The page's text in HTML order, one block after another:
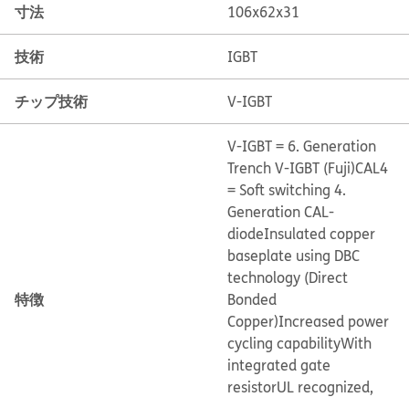
寸法 106x62x31
技術 IGBT
チップ技術 V-IGBT
特徴
V-IGBT = 6. Generation
Trench V-IGBT (Fuji)CAL4
= Soft switching 4.
Generation CAL-
diodeInsulated copper
baseplate using DBC
technology (Direct
Bonded
Copper)Increased power
cycling capabilityWith
integrated gate
resistorUL recognized,